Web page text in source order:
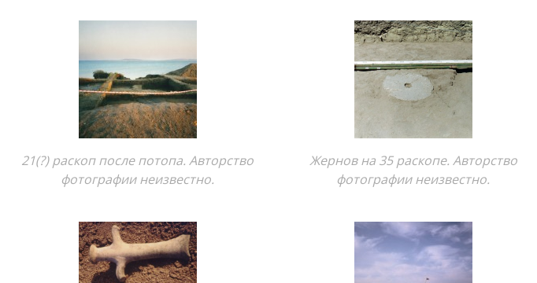
21(?) раскоп после потопа. Авторство
фотографии неизвестно.
Жернов на 35 раскопе. Авторство
фотографии неизвестно.